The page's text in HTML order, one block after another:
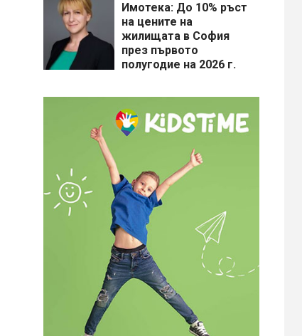
Имотека: До 10% ръст
на цените на
жилищата в София
през първото
полугодие на 2026 г.